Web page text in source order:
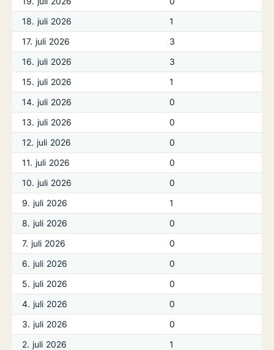
18. juli 2026
1
17. juli 2026
3
16. juli 2026
3
15. juli 2026
1
14. juli 2026
0
13. juli 2026
0
12. juli 2026
0
11. juli 2026
0
10. juli 2026
0
9. juli 2026
1
8. juli 2026
0
7. juli 2026
0
6. juli 2026
0
5. juli 2026
0
4. juli 2026
0
3. juli 2026
0
2. juli 2026
1